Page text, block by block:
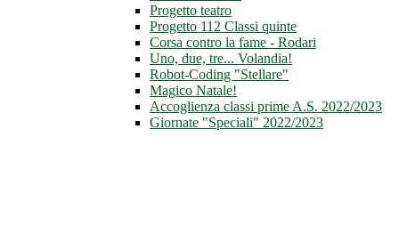
Progetto teatro
Progetto 112 Classi quinte
Corsa contro la fame - Rodari
Uno, due, tre... Volandia!
Robot-Coding "Stellare"
Magico Natale!
Accoglienza classi prime A.S. 2022/2023
Giornate "Speciali" 2022/2023